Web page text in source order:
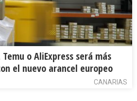
o AliExpress será más
el nuevo arancel europeo
CANARIAS